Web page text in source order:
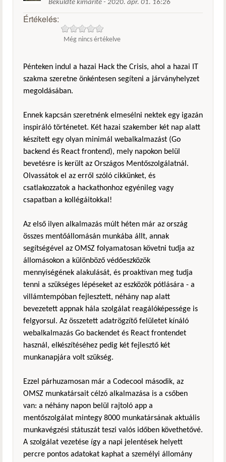
Beküldte kimarite - 2020. ápr. 01. 16:26
Értékelés:
Még nincs értékelve
Pénteken indul a hazai Hack the Crisis, ahol a hazai IT
szakma szeretne önkéntesen segíteni a járványhelyzet
megoldásában.
Ennek kapcsán szeretnénk elmesélni nektek egy igazán
inspiráló történetet. Két hazai szakember két nap alatt
készített egy olyan minimál webalkalmazást (Go
backend és React frontend), mely napokon belül
bevetésre is került az Országos Mentőszolgálatnál.
Olvassátok el az erről szóló cikkünket, és
csatlakozzatok a hackathonhoz egyénileg vagy
csapatban a kollégáitokkal!
Az első ilyen alkalmazás múlt héten már az ország
összes mentőállomásán munkába állt, annak
segítségével az OMSZ folyamatosan követni tudja az
állomásokon a különböző védőeszközök
mennyiségének alakulását, és proaktívan meg tudja
tenni a szükséges lépéseket az eszközök pótlására - a
villámtempóban fejlesztett, néhány nap alatt
bevezetett appnak hála szolgálat reagálóképessége is
felgyorsul. Az összetett adatrögzítő felületet kínáló
webalkalmazás Go backendet és React frontendet
használ, elkészítéséhez pedig két fejlesztő két
munkanapjára volt szükség.
Ezzel párhuzamosan már a Codecool második, az
OMSZ munkatársait célzó alkalmazása is a csőben
van: a néhány napon belül rajtoló app a
mentőszolgálat mintegy 8000 munkatársának aktuális
munkavégzési státuszát teszi valós időben követhetővé.
A szolgálat vezetése így a napi jelentések helyett
percre pontos adatokat kaphat a személyi állomány